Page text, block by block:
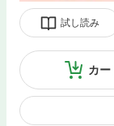
試し読み
カー